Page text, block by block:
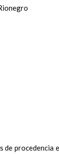
de procedencia